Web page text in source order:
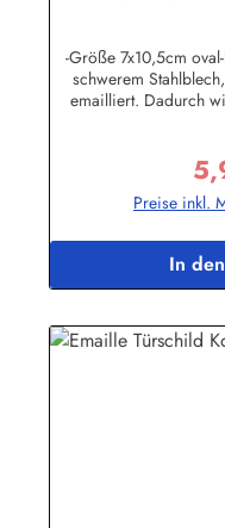
-Größe 7x10,5cm
schwerem
emailliert. Dadurch
enthalten sind, dürfen
die Lackierung
auch nach Wunsch
Binikowski
Preise inkl.
In